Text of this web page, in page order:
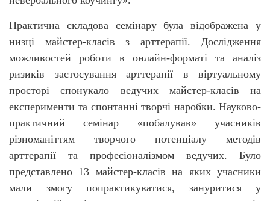
Практична складова семінару була відображена у
низці майстер-класів з арттерапії. Дослідження
можливостей роботи в онлайн-форматі та аналіз
ризиків застосування арттерапії в віртуальному
просторі спонукало ведучих майстер-класів на
експерименти та спонтанні творчі наробки. Науково-
практичний семінар «побалував» учасників
різноманіттям творчого потенціалу методів
арттерапії та професіоналізмом ведучих. Було
представлено 13 майстер-класів на яких учасники
мали змогу попрактикуватися, зануритися у